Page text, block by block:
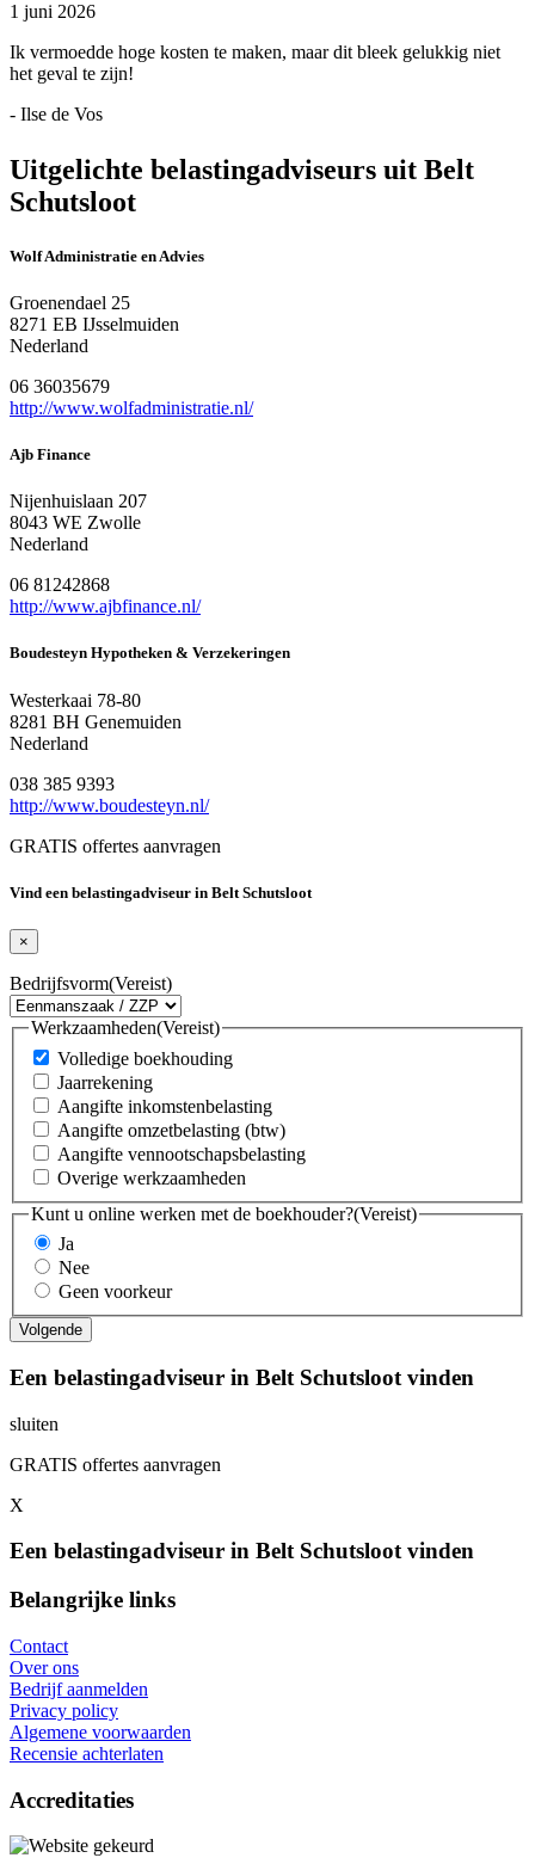
1 juni 2026
Ik vermoedde hoge kosten te maken, maar dit bleek gelukkig niet
het geval te zijn!
- Ilse de Vos
Uitgelichte belastingadviseurs uit Belt
Schutsloot
Wolf Administratie en Advies
Groenendael 25
8271 EB IJsselmuiden
Nederland
06 36035679
http://www.wolfadministratie.nl/
Ajb Finance
Nijenhuislaan 207
8043 WE Zwolle
Nederland
06 81242868
http://www.ajbfinance.nl/
Boudesteyn Hypotheken & Verzekeringen
Westerkaai 78-80
8281 BH Genemuiden
Nederland
038 385 9393
http://www.boudesteyn.nl/
GRATIS offertes aanvragen
Vind een belastingadviseur in Belt Schutsloot
×
Bedrijfsvorm(Vereist)
Werkzaamheden(Vereist)
Volledige boekhouding
Jaarrekening
Aangifte inkomstenbelasting
Aangifte omzetbelasting (btw)
Aangifte vennootschapsbelasting
Overige werkzaamheden
Kunt u online werken met de boekhouder?(Vereist)
Ja
Nee
Geen voorkeur
Een belastingadviseur in Belt Schutsloot vinden
sluiten
GRATIS offertes aanvragen
X
Een belastingadviseur in Belt Schutsloot vinden
Belangrijke links
Contact
Over ons
Bedrijf aanmelden
Privacy policy
Algemene voorwaarden
Recensie achterlaten
Accreditaties